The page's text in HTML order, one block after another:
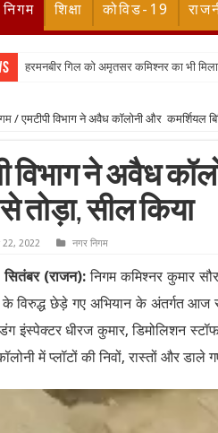
शिक्षा कोविड-19
हरमनबीर गिल को अमृतसर कमिश्नर का भी मिला
विधायक डॉ अजय गुप्ता ने विधानसभा में सीवरेज
/ एमटीपी विभाग ने अवैध कॉलोनी और कमर्शियल
विभाग ने अवैध
तोड़ा, सील किया
2022 नगर निगम
(राजन):निगम कमिश्नर कुमार
के विरुद्ध छेड़े गए अभियान के अंतर्गत आज
इंस्पेक्टर धीरज कुमार, डिमोलिशन
में प्लॉटों की निवों, रास्तों और डाले